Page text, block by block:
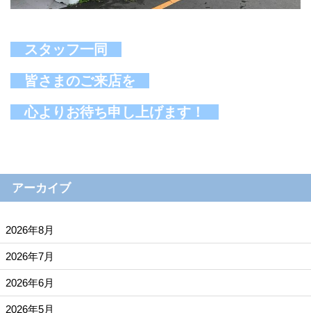
スタッフ一同
皆さまのご来店を
心よりお待ち申し上げます！
アーカイブ
2026年8月
2026年7月
2026年6月
2026年5月